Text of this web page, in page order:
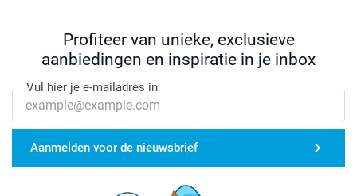
Profiteer van unieke, exclusieve
aanbiedingen en inspiratie in je inbox
Vul hier je e-mailadres in
Aanmelden voor de nieuwsbrief